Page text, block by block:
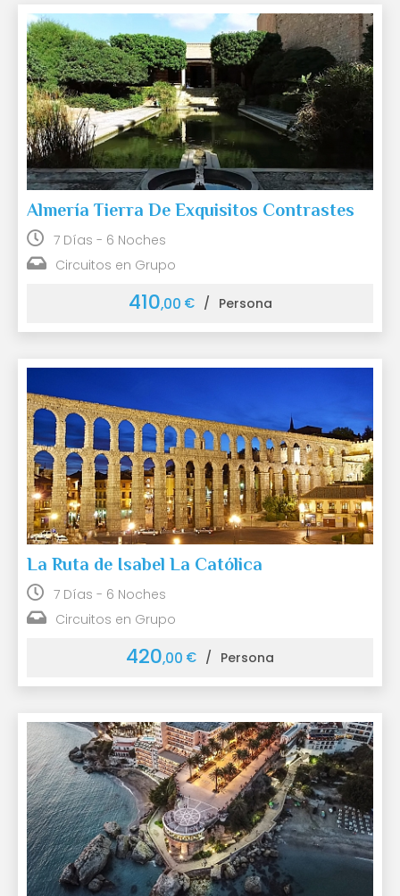
Almería Tierra De Exquisitos Contrastes
7 Días - 6 Noches
Circuitos en Grupo
410,00 € / Persona
La Ruta de Isabel La Católica
7 Días - 6 Noches
Circuitos en Grupo
420,00 € / Persona